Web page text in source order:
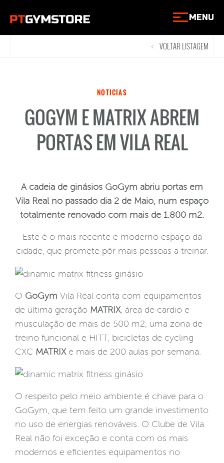
MENU
< VOLTAR LISTAGEM
NOTICIAS
GOGYM E MATRIX ABREM
PORTAS EM VILA REAL
A cadeia de ginásios GoGym abriu portas em
Vila Real no passado dia 2 de Maio, num espaço
totalmente renovado com mais de 1.800 m2.
Este é o mais recente e moderno espaço da
cidade, que promete pôr mais pessoas a treinar.
O GoGym Vila Real conta com equipamentos
de última geração MATRIX, área de cardio e
musculação de mais de 500 m2, uma zona de
treino funcional e HITT, bicicletas de cycling
CXC MATRIXe mais de 200 aulas por semana.
O respeito pelo meio ambiente é chave para o
GoGym, que tem feito um grande investimento
no uso de energias renováveis. O Clube de Vila
Real não foi exceção e conta com os mais
modernos e eficientes equipamentos no